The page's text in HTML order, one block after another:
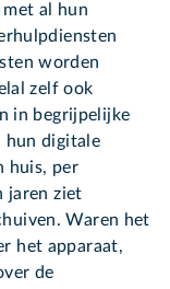
al hun
worden
zelf ook
in begrijpelijke
hun digitale
huis, per
jaren ziet
Waren het
het apparaat,
de